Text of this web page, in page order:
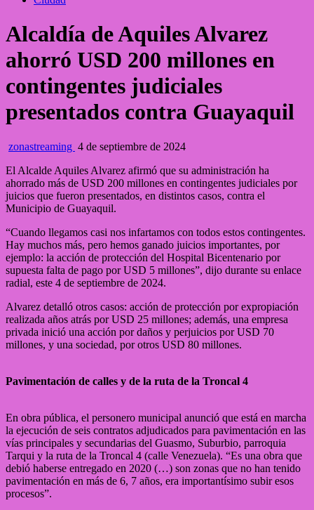
Alcaldía de Aquiles Alvarez
ahorró USD 200 millones en
contingentes judiciales
presentados contra Guayaquil
zonastreaming 4 de septiembre de 2024
El Alcalde Aquiles Alvarez afirmó que su administración ha
ahorrado más de USD 200 millones en contingentes judiciales por
juicios que fueron presentados, en distintos casos, contra el
Municipio de Guayaquil.
“Cuando llegamos casi nos infartamos con todos estos contingentes.
Hay muchos más, pero hemos ganado juicios importantes, por
ejemplo: la acción de protección del Hospital Bicentenario por
supuesta falta de pago por USD 5 millones”, dijo durante su enlace
radial, este 4 de septiembre de 2024.
Alvarez detalló otros casos: acción de protección por expropiación
realizada años atrás por USD 25 millones; además, una empresa
privada inició una acción por daños y perjuicios por USD 70
millones, y una sociedad, por otros USD 80 millones.
Pavimentación de calles y de la ruta de la Troncal 4
En obra pública, el personero municipal anunció que está en marcha
la ejecución de seis contratos adjudicados para pavimentación en las
vías principales y secundarias del Guasmo, Suburbio, parroquia
Tarqui y la ruta de la Troncal 4 (calle Venezuela). “Es una obra que
debió haberse entregado en 2020 (…) son zonas que no han tenido
pavimentación en más de 6, 7 años, era importantísimo subir esos
procesos”.